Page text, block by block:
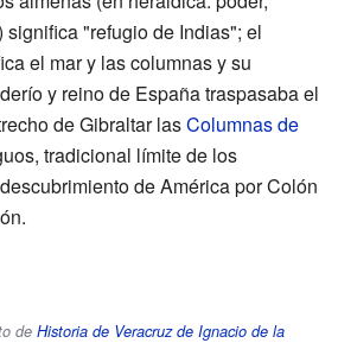
significa "refugio de Indias"; el
el mar y las columnas y su
y reino de España traspasaba el
de Gibraltar lasColumnas de
tradicional límite de los
de América por Colón
de Historia de Veracruz de Ignacio de la